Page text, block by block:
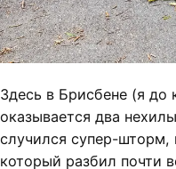
Здесь в Брисбене (я до
оказывается два
случился супер-шторм,
который разбил почти